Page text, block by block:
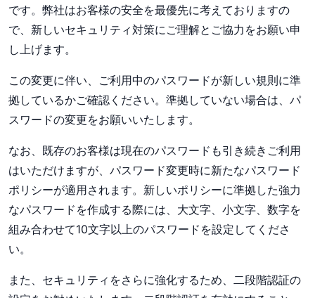
です。弊社はお客様の安全を最優先に考えておりますの
で、新しいセキュリティ対策にご理解とご協力をお願い申
し上げます。
この変更に伴い、ご利用中のパスワードが新しい規則に準
拠しているかご確認ください。準拠していない場合は、パ
スワードの変更をお願いいたします。
なお、既存のお客様は現在のパスワードも引き続きご利用
はいただけますが、パスワード変更時に新たなパスワード
ポリシーが適用されます。新しいポリシーに準拠した強力
なパスワードを作成する際には、大文字、小文字、数字を
組み合わせて10文字以上のパスワードを設定してくださ
い。
また、セキュリティをさらに強化するため、二段階認証の